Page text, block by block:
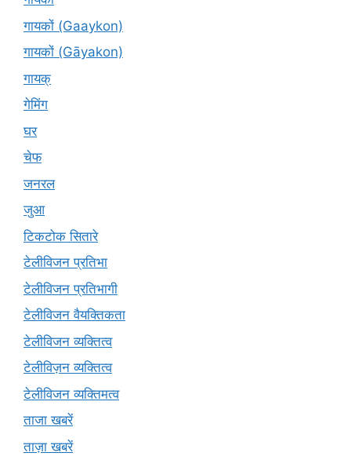
गायकों (Gaaykon)
गायकों (Gāyakon)
गायक्
गेमिंग
घर
चेफ
जनरल
जुआ
टिकटोक सितारे
टेलीविजन प्रतिभा
टेलीविजन प्रतिभागी
टेलीविजन वैयक्तिकता
टेलीविजन व्यक्तित्व
टेलीविज़न व्यक्तित्व
टेलीविजन व्यक्तिमत्व
ताजा खबरें
ताज़ा खबरें